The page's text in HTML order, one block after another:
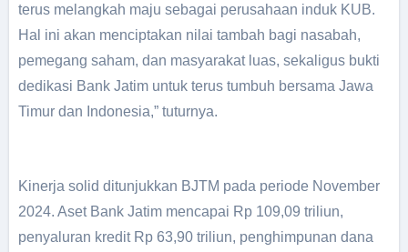
terus melangkah maju sebagai perusahaan induk KUB.
Hal ini akan menciptakan nilai tambah bagi nasabah,
pemegang saham, dan masyarakat luas, sekaligus bukti
dedikasi Bank Jatim untuk terus tumbuh bersama Jawa
Timur dan Indonesia,” tuturnya.
Kinerja solid ditunjukkan BJTM pada periode November
2024. Aset Bank Jatim mencapai Rp 109,09 triliun,
penyaluran kredit Rp 63,90 triliun, penghimpunan dana